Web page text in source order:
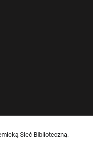
Sieć Biblioteczną.